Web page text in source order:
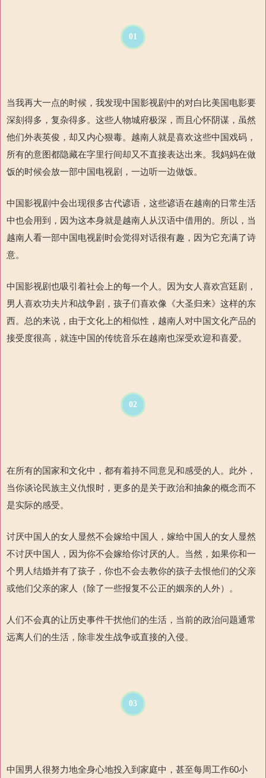
01
当我再大一点的时候，我发现中国影视剧中的对白比美国电影要
深刻得多，复杂得多。这些人物城府极深，而且心怀阴谋，虽然
他们外表英俊，却又内心狠毒。越南人就是喜欢这些中国戏码，
所有的意图都隐藏在字里行间却又不直接表达出来。我妈妈在做
饭的时候会放一部中国电视剧，一边听一边做饭。
中国影视剧中会出现很多古代谚语，这些谚语在越南的日常生活
中也会用到，因为这本身就是越南人从汉语中借用的。所以，当
越南人看一部中国电视剧时会觉得对话很有趣，因为它充满了诗
意。
中国影视剧也吸引着社会上的每一个人。因为女人喜欢宫廷剧，
男人喜欢功夫片和战争剧，孩子们喜欢像《大圣归来》这样的东
西。总的来说，由于文化上的相似性，越南人对中国文化产品的
接受度很高，就连中国的传统音乐在越南也深受欢迎和喜爱。
02
在所有的国家和文化中，都有着持不同意见和感受的人。此外，
当你谈论民族主义仇恨时，更多的是关于政治和抽象的概念而不
是实际的感受。
讨厌中国人的女人显然不会嫁给中国人，嫁给中国人的女人显然
不讨厌中国人，因为你不会嫁给你讨厌的人。当然，如果你和一
个男人结婚并有了孩子，你也不会去教你的孩子去恨他们的父亲
或他们父亲的家人（除了一些报复不公正的姻亲的人外）。
人们不会真的让历史事件干扰他们的生活，当前的政治问题通常
远离人们的生活，除非发生战争或直接的入侵。
03
中国男人很努力地全身心地投入到家庭中，甚至每周工作60小